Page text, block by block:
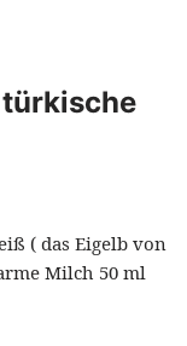
( das Eigelb von
Milch 50 ml